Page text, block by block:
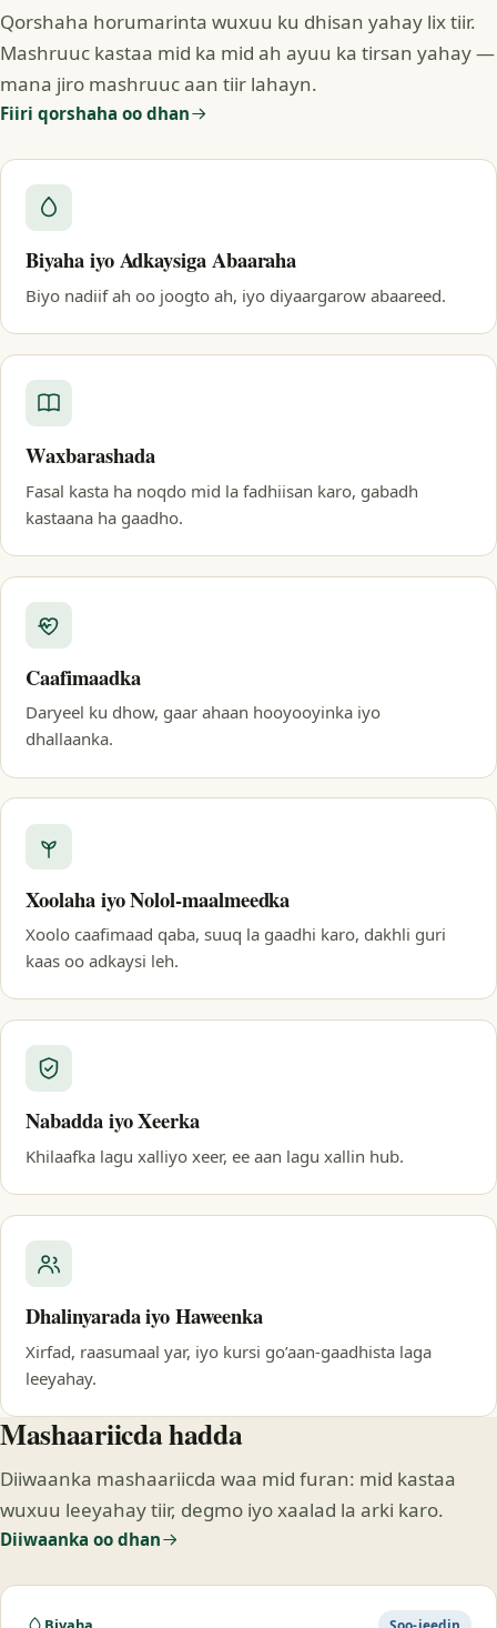
Qorshaha horumarinta wuxuu ku dhisan yahay lix tiir.
Mashruuc kastaa mid ka mid ah ayuu ka tirsan yahay —
mana jiro mashruuc aan tiir lahayn.
Fiiri qorshaha oo dhan
Biyaha iyo Adkaysiga Abaaraha
Biyo nadiif ah oo joogto ah, iyo diyaargarow abaareed.
Waxbarashada
Fasal kasta ha noqdo mid la fadhiisan karo, gabadh
kastaana ha gaadho.
Caafimaadka
Daryeel ku dhow, gaar ahaan hooyooyinka iyo
dhallaanka.
Xoolaha iyo Nolol-maalmeedka
Xoolo caafimaad qaba, suuq la gaadhi karo, dakhli guri
kaas oo adkaysi leh.
Nabadda iyo Xeerka
Khilaafka lagu xalliyo xeer, ee aan lagu xallin hub.
Dhalinyarada iyo Haweenka
Xirfad, raasumaal yar, iyo kursi go’aan-gaadhista laga
leeyahay.
Mashaariicda hadda
Diiwaanka mashaariicda waa mid furan: mid kastaa
wuxuu leeyahay tiir, degmo iyo xaalad la arki karo.
Diiwaanka oo dhan
Soo-jeedin